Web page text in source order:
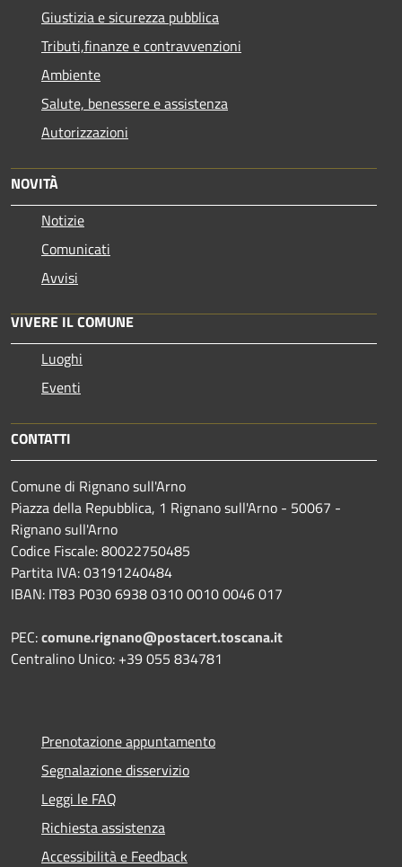
Giustizia e sicurezza pubblica
Tributi,finanze e contravvenzioni
Ambiente
Salute, benessere e assistenza
Autorizzazioni
NOVITÀ
Notizie
Comunicati
Avvisi
VIVERE IL COMUNE
Luoghi
Eventi
CONTATTI
Comune di Rignano sull'Arno
Piazza della Repubblica, 1 Rignano sull'Arno - 50067 -
Rignano sull'Arno
Codice Fiscale: 80022750485
Partita IVA: 03191240484
IBAN: IT83 P030 6938 0310 0010 0046 017
PEC:comune.rignano@postacert.toscana.it
Centralino Unico: +39 055 834781
Prenotazione appuntamento
Segnalazione disservizio
Leggi le FAQ
Richiesta assistenza
Accessibilità e Feedback